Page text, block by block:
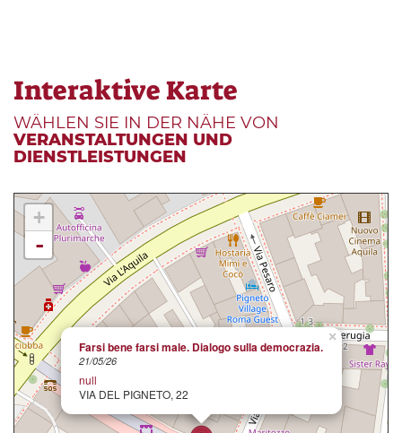
Interaktive Karte
WÄHLEN SIE IN DER NÄHE VON
VERANSTALTUNGEN UND
DIENSTLEISTUNGEN
×
Farsi bene farsi male. Dialogo sulla democrazia.
21/05/26
null
VIA DEL PIGNETO, 22
+
-